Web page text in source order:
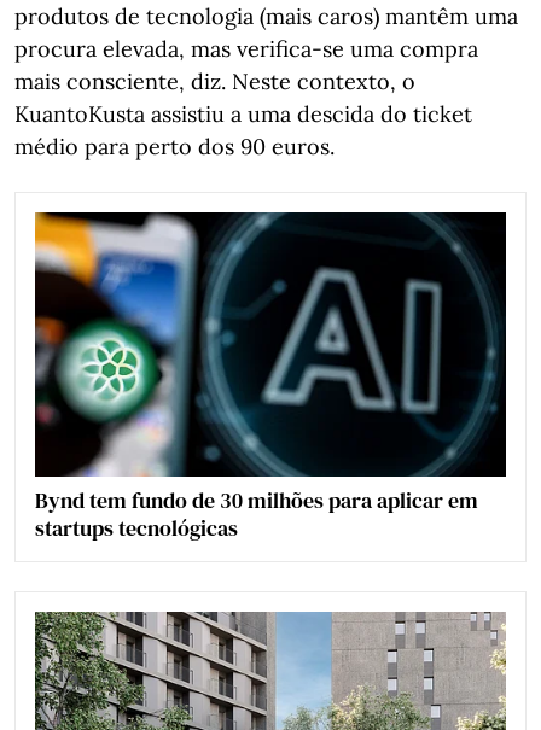
produtos de tecnologia (mais caros) mantêm uma
procura elevada, mas verifica-se uma compra
mais consciente, diz. Neste contexto, o
KuantoKusta assistiu a uma descida do ticket
médio para perto dos 90 euros.
Bynd tem fundo de 30 milhões para aplicar em
startups tecnológicas